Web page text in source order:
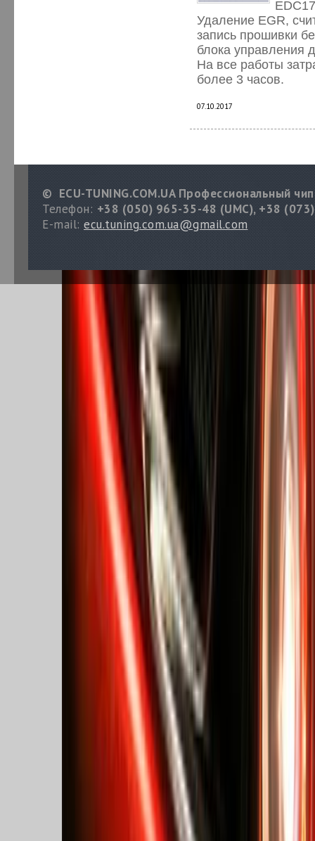
Удаление EGR,
запись прошивки
блока управления
На все работы
более 3 часов.
07.10.2017
© ECU-TUNING.COM.UA Профессиональный
Телефон: +38 (050) 965-35-48 (UMC), +38
E-mail: ecu.tuning.com.ua@gmail.com